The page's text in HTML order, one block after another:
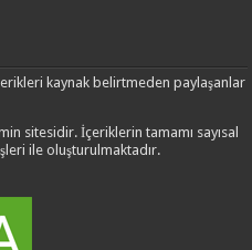
kaynak belirtmeden paylaşanlar
sitesidir. İçeriklerin tamamı sayısal
ile oluşturulmaktadır.